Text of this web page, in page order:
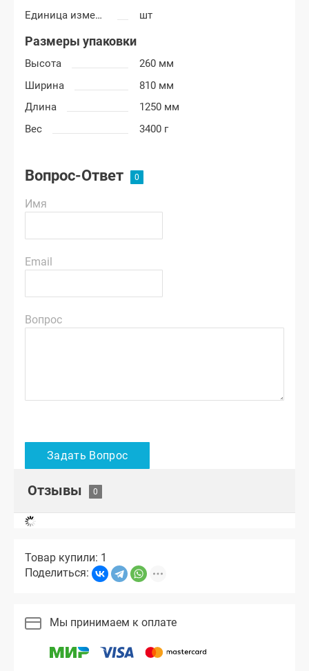
Единица измерения шт
Размеры упаковки
Высота
260 мм
Ширина
810 мм
Длина
1250 мм
Вес
3400 г
Вопрос-Ответ
Имя
Email
Вопрос
Отзывы
Товар купили: 1
Поделиться:
Мы принимаем к оплате